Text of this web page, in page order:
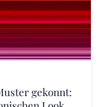
gekonnt: